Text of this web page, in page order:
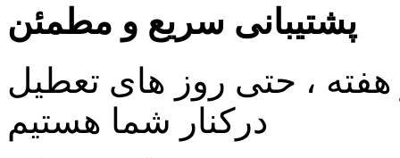
پشتیبانی سریع و مطمئن
24 ساعته در 7 روز هفته ، حتی روز های تعطیل
درکنار شما هستیم